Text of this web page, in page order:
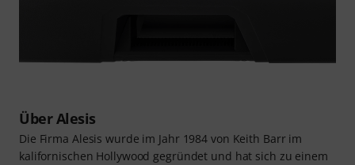
Über Alesis
Die Firma Alesis wurde im Jahr 1984 von Keith Barr im
kalifornischen Hollywood gegründet und hat sich zu einem